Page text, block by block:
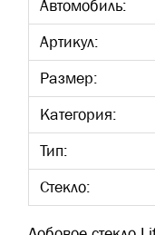
Автомобиль:
Артикул:
Размер:
Категория:
Тип:
Стекло: